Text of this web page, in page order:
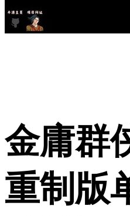
金庸群
重制版